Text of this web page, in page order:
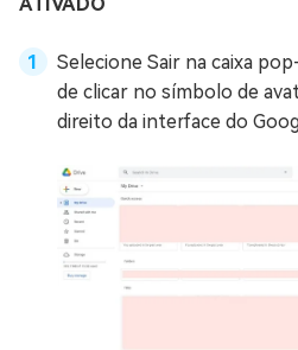
Selecione Sair na caixa
de clicar no símbolo de
direito da interface do